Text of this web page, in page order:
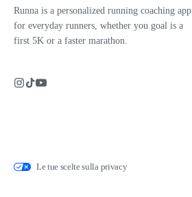
Runna is a personalized running coaching app
for everyday runners, whether you goal is a
first 5K or a faster marathon.
Le tue scelte sulla privacy